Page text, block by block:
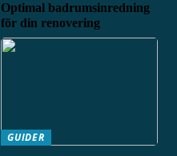
Optimal badrumsinredning
för din renovering
GUIDER